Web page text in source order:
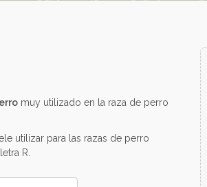
muy utilizado en la raza de perro
utilizar para las razas de perro
R.